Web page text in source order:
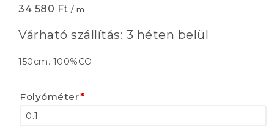
34 580 Ft / m
Várható szállítás: 3 héten belül
150cm. 100%CO
Folyóméter*